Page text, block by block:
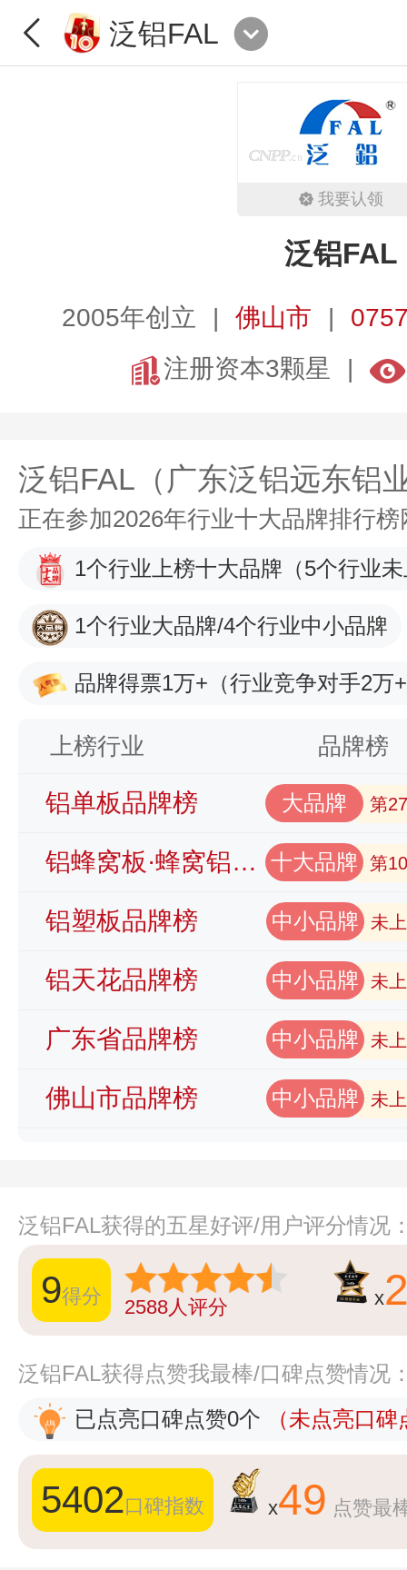
泛铝FAL
我要认领
泛铝FAL
2005年创立 佛山市
注册资本3颗星
泛铝FAL（广东泛铝远东铝
正在参加2026年行业十大品牌排行
1个行业上榜十大品牌 （5个行业
1个行业大品牌/4个行业中小品牌
品牌得票1万+ （行业竞争对手2万
上榜行业 品牌榜
铝单板品牌榜 大品牌 第
铝蜂窝板·蜂窝铝板品牌榜 十大品牌 第
铝塑板品牌榜 中小品牌 未
铝天花品牌榜 中小品牌 未
广东省品牌榜 中小品牌 未
佛山市品牌榜 中小品牌 未
泛铝FAL获得的五星好评/用户评分情况
9得分 2588人评分 x
泛铝FAL获得点赞我最棒/口碑点赞情况
已点亮口碑点赞0个
（未点亮口
5402口碑指数 x49 点赞最